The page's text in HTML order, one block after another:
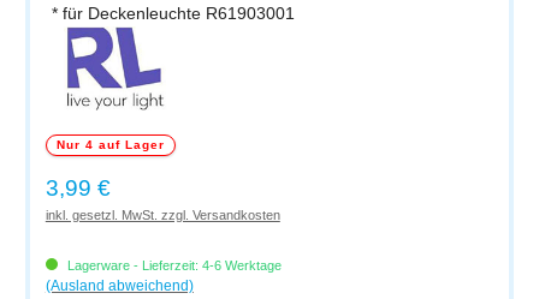
* für Deckenleuchte R61903001
Nur 4 auf Lager
Regulärer Preis:
3,99 €
inkl. gesetzl. MwSt. zzgl. Versandkosten
Lagerware - Lieferzeit: 4-6 Werktage
(Ausland abweichend)